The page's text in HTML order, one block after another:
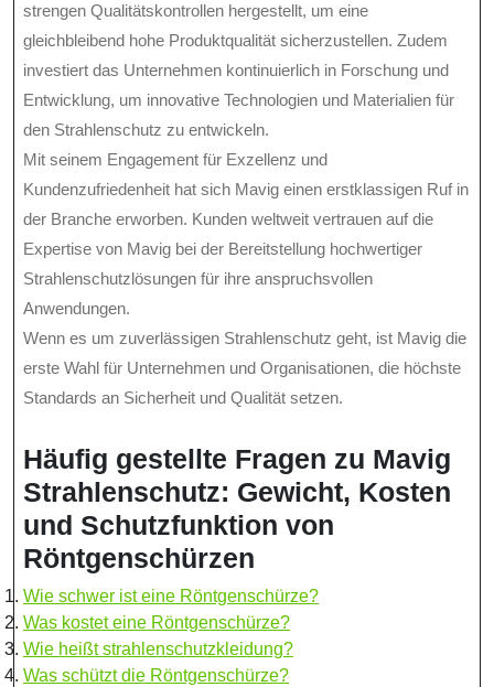
strengen Qualitätskontrollen hergestellt, um eine
gleichbleibend hohe Produktqualität sicherzustellen. Zudem
investiert das Unternehmen kontinuierlich in Forschung und
Entwicklung, um innovative Technologien und Materialien für
den Strahlenschutz zu entwickeln.
Mit seinem Engagement für Exzellenz und
Kundenzufriedenheit hat sich Mavig einen erstklassigen Ruf in
der Branche erworben. Kunden weltweit vertrauen auf die
Expertise von Mavig bei der Bereitstellung hochwertiger
Strahlenschutzlösungen für ihre anspruchsvollen
Anwendungen.
Wenn es um zuverlässigen Strahlenschutz geht, ist Mavig die
erste Wahl für Unternehmen und Organisationen, die höchste
Standards an Sicherheit und Qualität setzen.
Häufig gestellte Fragen zu Mavig
Strahlenschutz: Gewicht, Kosten
und Schutzfunktion von
Röntgenschürzen
Wie schwer ist eine Röntgenschürze?
Was kostet eine Röntgenschürze?
Wie heißt strahlenschutzkleidung?
Was schützt die Röntgenschürze?